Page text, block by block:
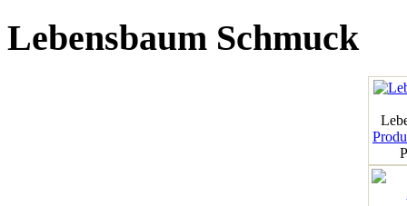
Lebensbaum Schmuck